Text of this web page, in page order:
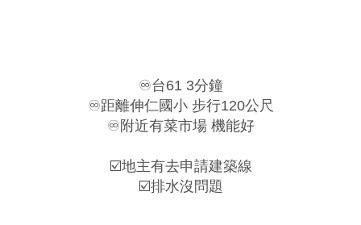
♾️台61 3分鐘
♾️距離伸仁國小 步行120公尺
♾️附近有菜市場 機能好
☑️地主有去申請建築線
☑️排水沒問題